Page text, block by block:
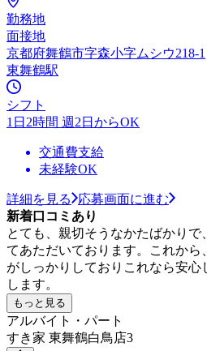
勤務地
面接地
京都府舞鶴市字森小字ムシウ218-1
東舞鶴駅
シフト
1日2時間 週2日からOK
交通費支給
未経験OK
詳細を見る
応募画面に進む
新着口コミあり
とても、親切そうなかたばかりで
てあただいております。これか
がしっかりしておりこれなら安
します。
もっと見る
アルバイト・パート
すき家 東舞鶴白鳥店3